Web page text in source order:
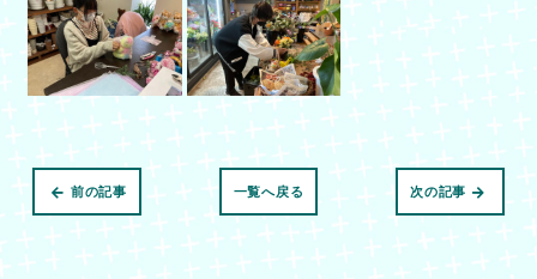
次の記事
一覧へ戻る
前の記事